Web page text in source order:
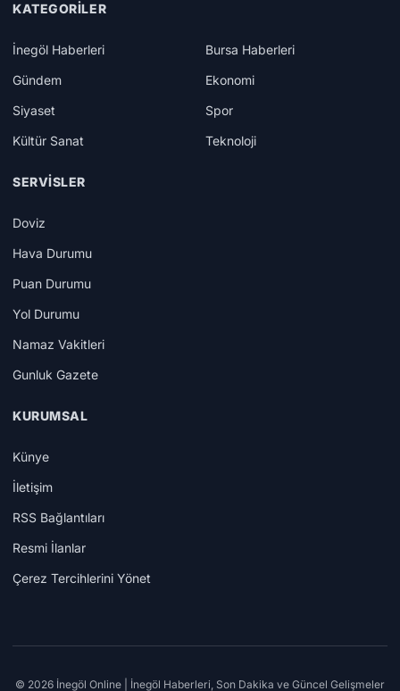
KATEGORILER
İnegöl Haberleri
Bursa Haberleri
Gündem
Ekonomi
Siyaset
Spor
Kültür Sanat
Teknoloji
SERVISLER
Doviz
Hava Durumu
Puan Durumu
Yol Durumu
Namaz Vakitleri
Gunluk Gazete
KURUMSAL
Künye
İletişim
RSS Bağlantıları
Resmi İlanlar
Çerez Tercihlerini Yönet
© 2026 İnegöl Online | İnegöl Haberleri, Son Dakika ve Güncel Gelişmeler